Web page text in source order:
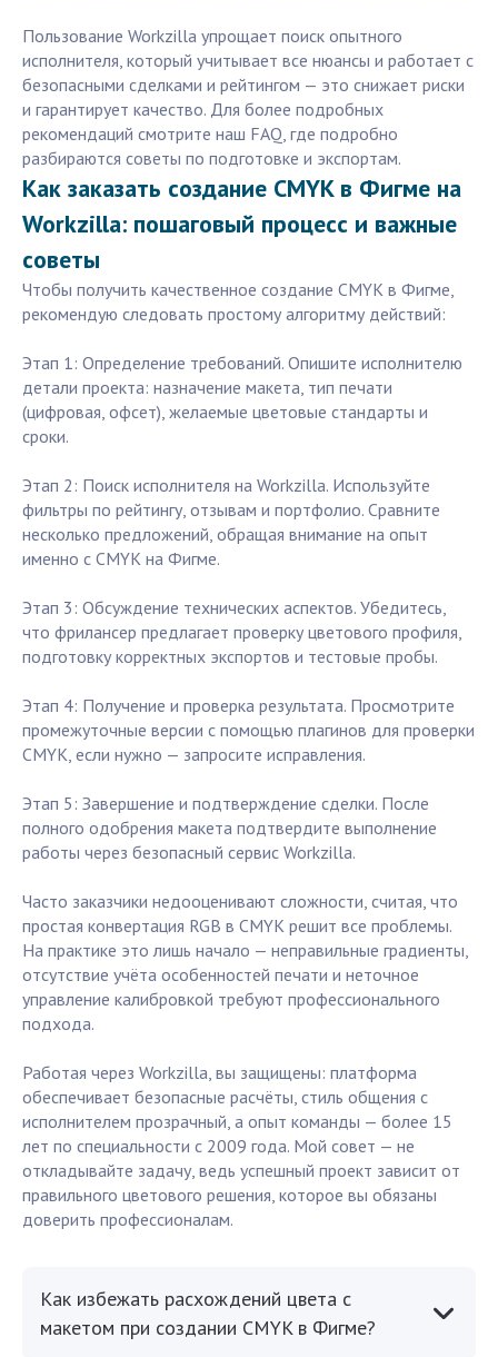
Пользование Workzilla упрощает поиск опытного
исполнителя, который учитывает все нюансы и работает с
безопасными сделками и рейтингом — это снижает риски
и гарантирует качество. Для более подробных
рекомендаций смотрите наш FAQ, где подробно
разбираются советы по подготовке и экспортам.
Как заказать создание CMYK в Фигме на
Workzilla: пошаговый процесс и важные
советы
Чтобы получить качественное создание CMYK в Фигме,
рекомендую следовать простому алгоритму действий:
Этап 1: Определение требований. Опишите исполнителю
детали проекта: назначение макета, тип печати
(цифровая, офсет), желаемые цветовые стандарты и
сроки.
Этап 2: Поиск исполнителя на Workzilla. Используйте
фильтры по рейтингу, отзывам и портфолио. Сравните
несколько предложений, обращая внимание на опыт
именно с CMYK на Фигме.
Этап 3: Обсуждение технических аспектов. Убедитесь,
что фрилансер предлагает проверку цветового профиля,
подготовку корректных экспортов и тестовые пробы.
Этап 4: Получение и проверка результата. Просмотрите
промежуточные версии с помощью плагинов для проверки
CMYK, если нужно — запросите исправления.
Этап 5: Завершение и подтверждение сделки. После
полного одобрения макета подтвердите выполнение
работы через безопасный сервис Workzilla.
Часто заказчики недооценивают сложности, считая, что
простая конвертация RGB в CMYK решит все проблемы.
На практике это лишь начало — неправильные градиенты,
отсутствие учёта особенностей печати и неточное
управление калибровкой требуют профессионального
подхода.
Работая через Workzilla, вы защищены: платформа
обеспечивает безопасные расчёты, стиль общения с
исполнителем прозрачный, а опыт команды — более 15
лет по специальности с 2009 года. Мой совет — не
откладывайте задачу, ведь успешный проект зависит от
правильного цветового решения, которое вы обязаны
доверить профессионалам.
Как избежать расхождений цвета с
макетом при создании CMYK в Фигме?